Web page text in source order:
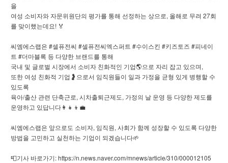
을
여성 소비자와 자문위원단의 평가를 통해 선정하는 상으로, 올해로 무려 27회
를 맞이했는데요! 🏅
씨엠에스랩은 #셀퓨전씨 #셀퓨전씨엑스퍼트 #수이스킨 #키즈토즈 #피네이
트 #더마블록 등 다양한 브랜드를 통해
국내 및 글로벌 시장에서 소비자 친화적인 기업🌎으로 자리 잡고 있으며,
또한 여성 친화적 기업🤰으로서 임직원들이 일과 가정을 균형 있게 병행할 수
있도록
육아/출산 관련 단축근로, 시차출퇴근제도, 가정의 날 운영 등 다양한 제도를
운영하고 있답니다👩‍👧‍👦💼
씨엠에스랩은 앞으로도 소비자, 임직원, 사회가 함께 성장할 수 있도록 다양한
방법을 고민하고 실천하는 기업이 되겠습니다🌱
📮기사 바로가기: https://n.news.naver.com/mnews/article/310/000012105